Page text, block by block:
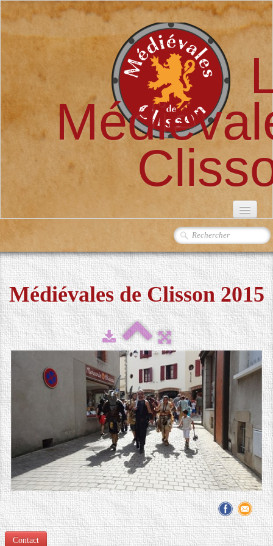
L'ASSOCIATION▼
FESTIVAL 2026▼
MÉDIAS▼
CONTACT
LOCATION DE COSTUMES
Médiévales de Clisson 2015
Contact